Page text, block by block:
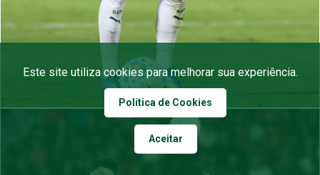
Este site utiliza cookies para melhorar sua experiência.
Política de Cookies
Aceitar